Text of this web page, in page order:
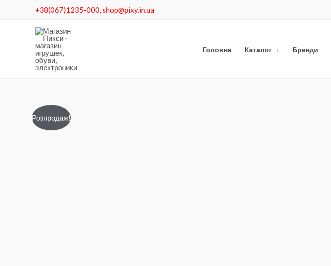
+38(067)1235-000, shop@pixy.in.ua
Головна Каталог Бренди
Розпродаж!